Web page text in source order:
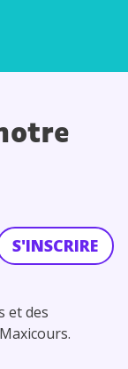
S'INSCRIRE
et des